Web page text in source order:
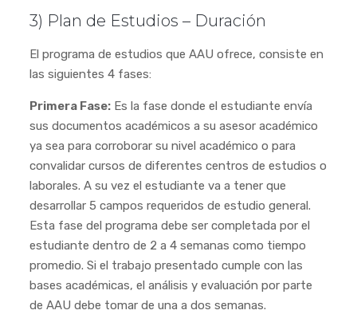
3) Plan de Estudios – Duración
El programa de estudios que AAU ofrece, consiste en
las siguientes 4 fases:
Primera Fase:Es la fase donde el estudiante envía
sus documentos académicos a su asesor académico
ya sea para corroborar su nivel académico o para
convalidar cursos de diferentes centros de estudios o
laborales. A su vez el estudiante va a tener que
desarrollar 5 campos requeridos de estudio general.
Esta fase del programa debe ser completada por el
estudiante dentro de 2 a 4 semanas como tiempo
promedio. Si el trabajo presentado cumple con las
bases académicas, el análisis y evaluación por parte
de AAU debe tomar de una a dos semanas.